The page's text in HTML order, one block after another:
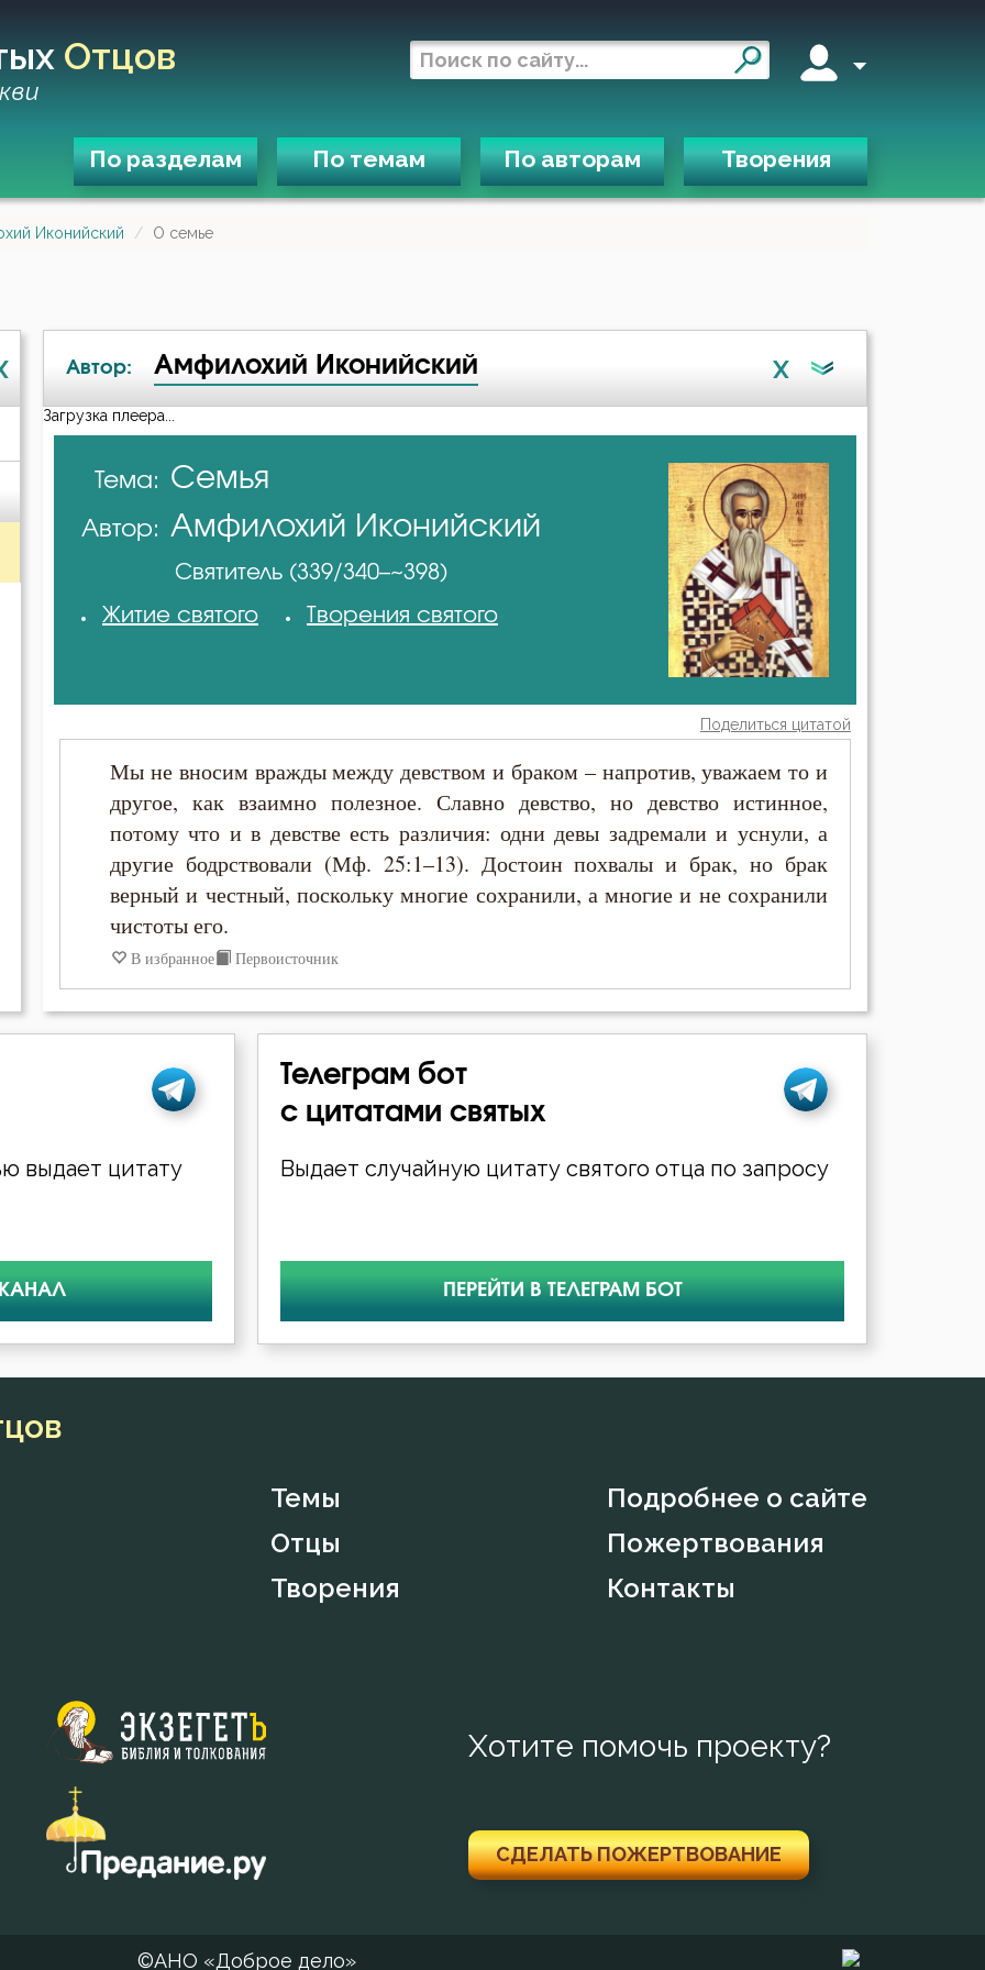
Отцов
По разделам По темам По авторам Творения
Иконийский О семье
Автор: Амфилохий Иконийский X
А-я
Амвросий Медиоланский
Амфилохий Иконийский
Григорий Нисский
Ефрем Сирин
Игнатий Антиохийский
Лев Оптинский (Наголкин)
Загрузка плеера...
Тема: Семья
Автор: Амфилохий Иконийский
Святитель (339/340–~398)
Житие святого
Творения святого
Поделиться цитатой
Мы не вносим вражды между девством и браком – напротив, уважаем то и
другое, как взаимно полезное. Славно девство, но девство истинное,
потому что и в девстве есть различия: одни девы задремали и уснули, а
другие бодрствовали (Мф. 25:1–13). Достоин похвалы и брак, но брак
верный и честный, поскольку многие сохранили, а многие и не сохранили
чистоты его.
В избранное Первоисточник
выдает цитату
КАНАЛ
Телеграм бот
с цитатами святых
Выдает случайную цитату святого отца по запросу
ПЕРЕЙТИ В ТЕЛЕГРАМ БОТ
Темы
Отцы
Творения
Подробнее о сайте
Пожертвования
Контакты
Хотите помочь проекту?
СДЕЛАТЬ ПОЖЕРТВОВАНИЕ
©АНО «Доброе дело»